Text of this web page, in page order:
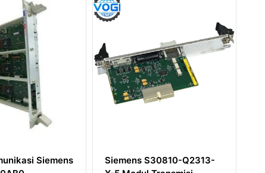
S30810-Q2313-
Siemens 6DD2920-0AD0